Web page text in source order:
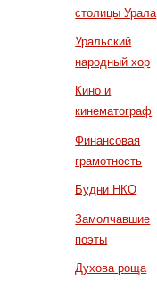
столицы Урала
Уральский
народный хор
Кино и
кинематограф
Финансовая
грамотность
Будни НКО
Замолчавшие
поэты
Духова роща